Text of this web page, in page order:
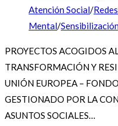
Atención Social/
Mental/
PROYECTOS ACOGIDOS
TRANSFORMACIÓN Y
UNIÓN EUROPEA –
GESTIONADO POR LA
ASUNTOS SOCIALES…